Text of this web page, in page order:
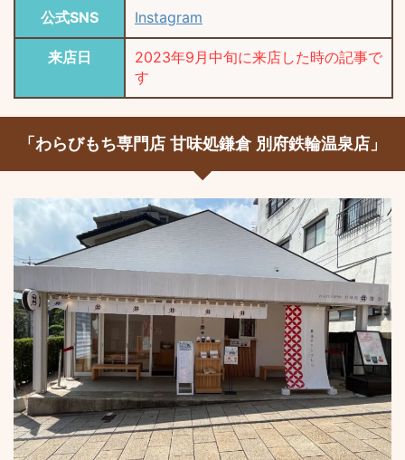
公式SNS Instagram
来店日
2023年9月中旬に来店した時の記事で
す
「わらびもち専門店 甘味処鎌倉 別府鉄輪温泉店」